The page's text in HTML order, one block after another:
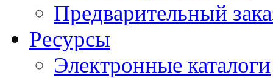
Предварительный
Ресурсы
Электронные каталоги